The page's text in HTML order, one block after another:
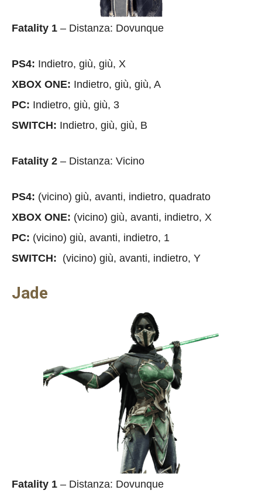
Fatality 1 – Distanza: Dovunque
PS4: Indietro, giù, giù, X
XBOX ONE: Indietro, giù, giù, A
PC: Indietro, giù, giù, 3
SWITCH: Indietro, giù, giù, B
Fatality 2 – Distanza: Vicino
PS4: (vicino) giù, avanti, indietro, quadrato
XBOX ONE: (vicino) giù, avanti, indietro, X
PC: (vicino) giù, avanti, indietro, 1
SWITCH: (vicino) giù, avanti, indietro, Y
Jade
Fatality 1 – Distanza: Dovunque